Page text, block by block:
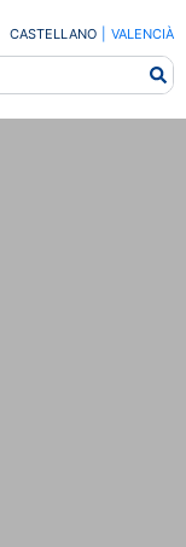
CASTELLANO VALENCIÀ